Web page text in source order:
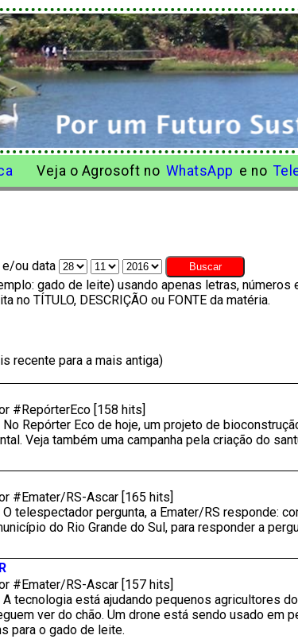
Veja o Agrosoft no WhatsApp e no
e/ou data
gado de leite) usando apenas letras, números
TÍTULO, DESCRIÇÃO ou FONTE da matéria.
recente para a mais antiga)
#RepórterEco [158 hits]
Repórter Eco de hoje, um projeto de
Veja também uma campanha pela criação do
#Emater/RS-Ascar [165 hits]
telespectador pergunta, a Emater/RS responde:
do Rio Grande do Sul, para responder a
#Emater/RS-Ascar [157 hits]
tecnologia está ajudando pequenos agricultores
ver do chão. Um drone está sendo usado em
para o gado de leite.